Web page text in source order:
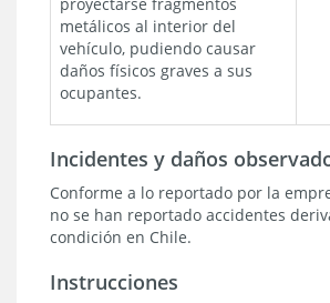
metálicos al interior del
vehículo, pudiendo causar
daños físicos graves a sus
ocupantes.
Incidentes y daños
Conforme a lo reportado por la
no se han reportado accidentes
condición en Chile.
Instrucciones